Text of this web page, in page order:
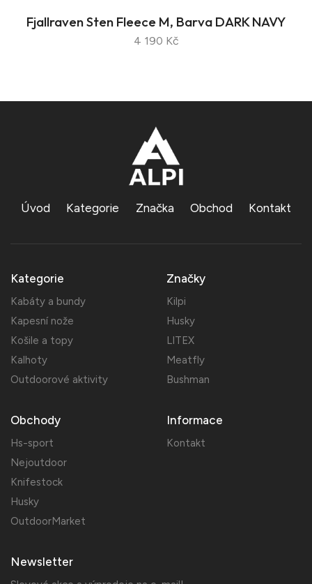
Fjallraven Sten Fleece M, Barva DARK NAVY
4 190 Kč
Úvod Kategorie Značka Obchod Kontakt
Kategorie
Kabáty a bundy
Kapesní nože
Košile a topy
Kalhoty
Outdoorové aktivity
Značky
Kilpi
Husky
LITEX
Meatfly
Bushman
Obchody
Hs-sport
Nejoutdoor
Knifestock
Husky
OutdoorMarket
Informace
Kontakt
Newsletter